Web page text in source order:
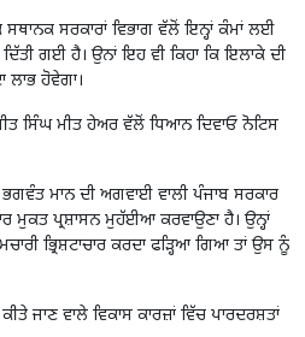
ਸਥਾਨਕ ਸਰਕਾਰਾਂ ਵਿਭਾਗ ਵੱਲੋਂ ਇਨ੍ਹਾਂ ਕੰਮਾਂ ਲਈ
ਗਈ ਹੈ। ਉਨਾਂ ਇਹ ਵੀ ਕਿਹਾ ਕਿ ਇਲਾਕੇ ਦੀ
ਲਾਭ ਹੋਵੇਗਾ।
ਸਿੰਘ ਮੀਤ ਹੇਅਰ ਵੱਲੋਂ ਧਿਆਨ ਦਿਵਾਓ ਨੋਟਿਸ
ਮਾਨ ਦੀ ਅਗਵਾਈ ਵਾਲੀ ਪੰਜਾਬ ਸਰਕਾਰ
ਮੁਕਤ ਪ੍ਰਸ਼ਾਸਨ ਮੁਹੱਈਆ ਕਰਵਾਉਣਾ ਹੈ। ਉਨ੍ਹਾਂ
ਭ੍ਰਿਸ਼ਟਾਚਾਰ ਕਰਦਾ ਫੜ੍ਹਿਆ ਗਿਆ ਤਾਂ ਉਸ ਨੂੰ
ਜਾਣ ਵਾਲੇ ਵਿਕਾਸ ਕਾਰਜ਼ਾਂ ਵਿੱਚ ਪਾਰਦਰਸ਼ਤਾਂ